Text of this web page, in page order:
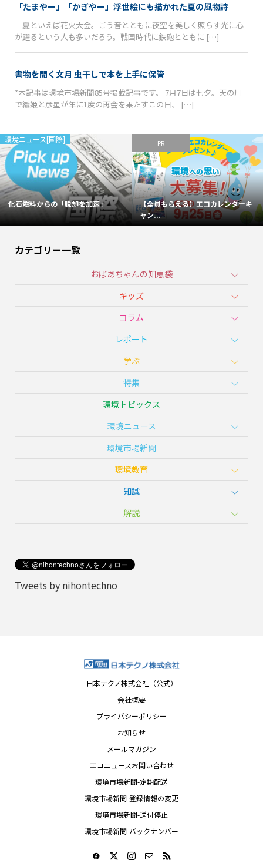
「たまやー」「かぎやー」浮世絵にも描かれた夏の風物詩
夏といえば花火大会。ごう音とともに夜空を美しく照らす光に心
が躍るという人も多いだろう。戦国時代に鉄砲とともに […]
書物を開く文月 虫干しで本を上手に保管
*本記事は環境市場新聞85号掲載記事です。 7月7日は七夕。天の川
で織姫と彦星が年に1度の再会を果たすこの日、 […]
環境ニュース[国際]
化石燃料からの「脱却を加速」
PR
【全員もらえる】エコカレンダーキ
ャン...
カテゴリー一覧
おばあちゃんの知恵袋
キッズ
コラム
レポート
学ぶ
特集
環境トピックス
環境ニュース
環境市場新聞
環境教育
知識
解説
Tweets by nihontechno
日本テクノ株式会社（公式）
会社概要
プライバシーポリシー
お知らせ
メールマガジン
エコニュースお問い合わせ
環境市場新聞-定期配送
環境市場新聞-登録情報の変更
環境市場新聞-送付停止
環境市場新聞-バックナンバー